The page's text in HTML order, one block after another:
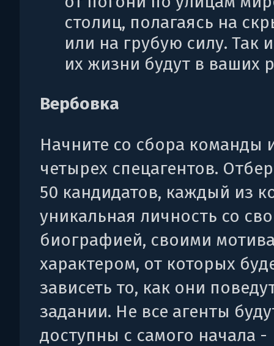
столиц, полагаясь на
или на грубую силу. Так
их жизни будут в ваших
Вербовка
Начните со сбора команды
четырех спецагентов.
50 кандидатов, каждый из
уникальная личность со
биографией, своими
характером, от которых
зависеть то, как они
задании. Не все агенты
доступны с самого начала -